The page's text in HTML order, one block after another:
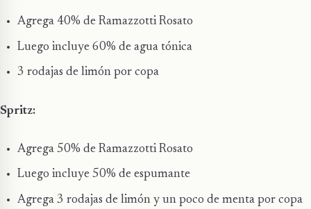
Agrega 40% de Ramazzotti Rosato
Luego incluye 60% de agua tónica
3 rodajas de limón por copa
Spritz:
Agrega 50% de Ramazzotti Rosato
Luego incluye 50% de espumante
Agrega 3 rodajas de limón y un poco de menta por copa